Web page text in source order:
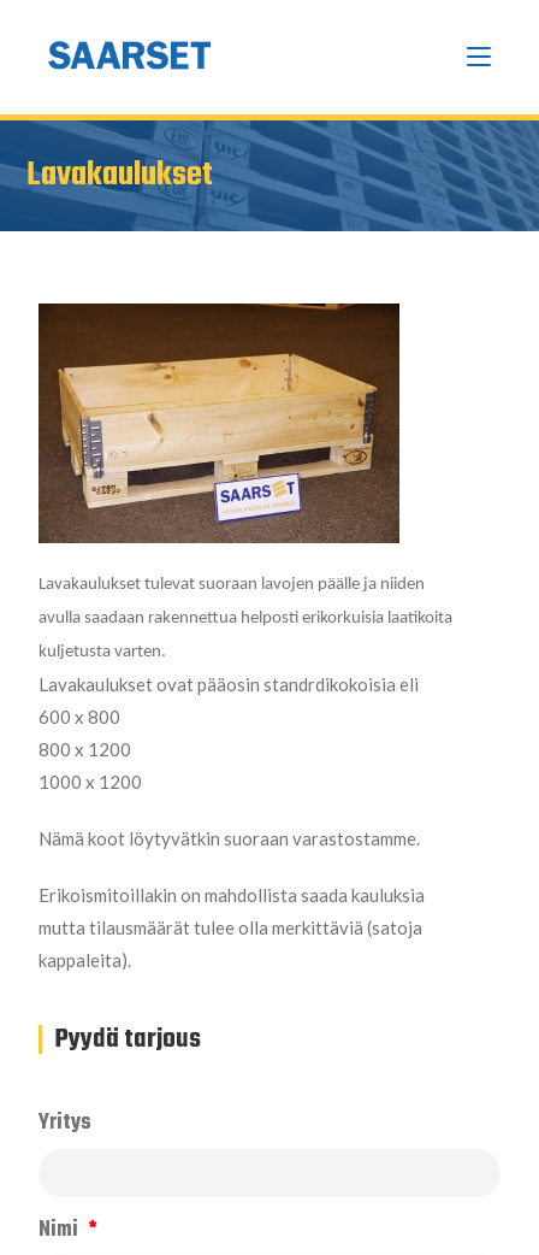
Lavakaulukset
Lavakaulukset tulevat suoraan lavojen päälle ja niiden
avulla saadaan rakennettua helposti erikorkuisia laatikoita
kuljetusta varten.
Lavakaulukset ovat pääosin standrdikokoisia eli
600 x 800
800 x 1200
1000 x 1200
Nämä koot löytyvätkin suoraan varastostamme.
Erikoismitoillakin on mahdollista saada kauluksia
mutta tilausmäärät tulee olla merkittäviä (satoja
kappaleita).
Pyydä tarjous
Yritys
Nimi